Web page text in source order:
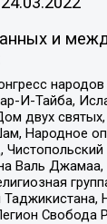
и
народов
И-Тайба,
двух
Народное
Джамаа,
Свобода